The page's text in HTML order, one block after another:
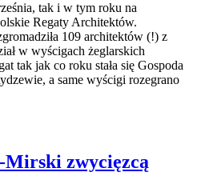
tak i w tym roku na
Regaty Architektów.
109 architektów (!) z
w wyścigach żeglarskich
tak jak co roku stała się Gospoda
a same wyścigi rozegrano
Mirski zwycięzcą